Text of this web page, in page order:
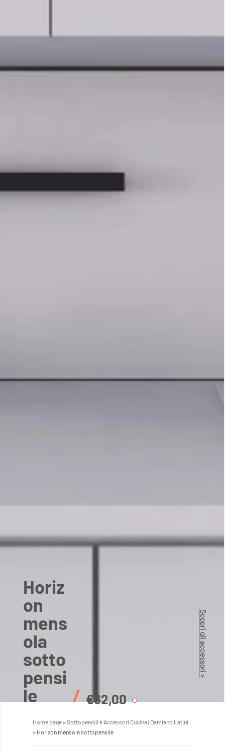
Home page
Sottopensili e Accessori Cucina | Damiano Latini
Horizon mensola sottopensile
Horiz
on
mens
ola
sotto
pensi
le
/ €62,00
Scopri gli accessori >